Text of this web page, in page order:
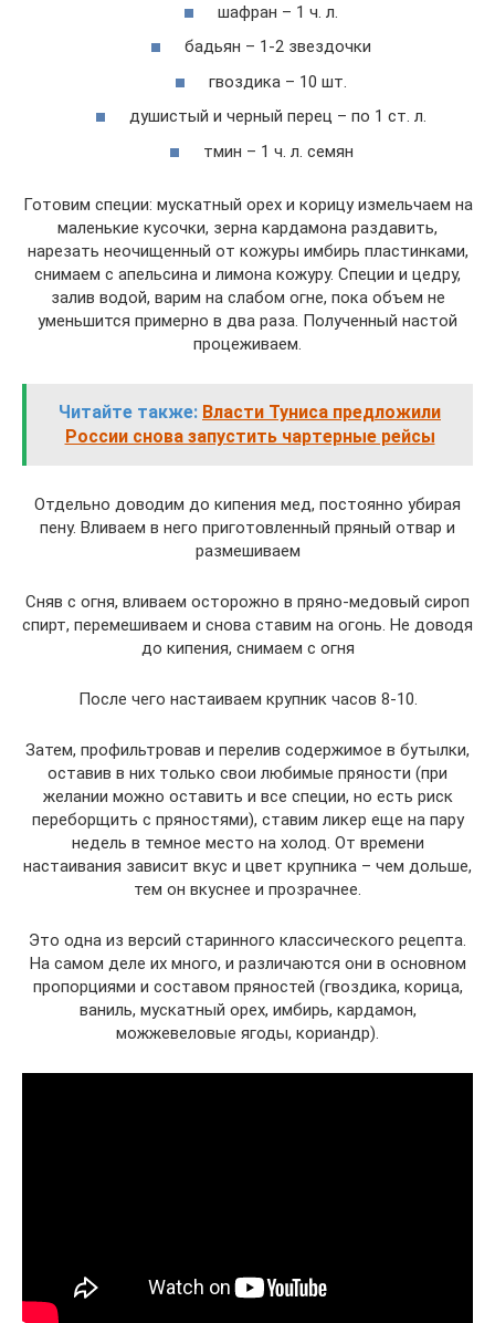
шафран – 1 ч. л.
бадьян – 1-2 звездочки
гвоздика – 10 шт.
душистый и черный перец – по 1 ст. л.
тмин – 1 ч. л. семян
Готовим специи: мускатный орех и корицу измельчаем на
маленькие кусочки, зерна кардамона раздавить,
нарезать неочищенный от кожуры имбирь пластинками,
снимаем с апельсина и лимона кожуру. Специи и цедру,
залив водой, варим на слабом огне, пока объем не
уменьшится примерно в два раза. Полученный настой
процеживаем.
Читайте также: Власти Туниса предложили
России снова запустить чартерные рейсы
Отдельно доводим до кипения мед, постоянно убирая
пену. Вливаем в него приготовленный пряный отвар и
размешиваем
Сняв с огня, вливаем осторожно в пряно-медовый сироп
спирт, перемешиваем и снова ставим на огонь. Не доводя
до кипения, снимаем с огня
После чего настаиваем крупник часов 8-10.
Затем, профильтровав и перелив содержимое в бутылки,
оставив в них только свои любимые пряности (при
желании можно оставить и все специи, но есть риск
переборщить с пряностями), ставим ликер еще на пару
недель в темное место на холод. От времени
настаивания зависит вкус и цвет крупника – чем дольше,
тем он вкуснее и прозрачнее.
Это одна из версий старинного классического рецепта.
На самом деле их много, и различаются они в основном
пропорциями и составом пряностей (гвоздика, корица,
ваниль, мускатный орех, имбирь, кардамон,
можжевеловые ягоды, кориандр).